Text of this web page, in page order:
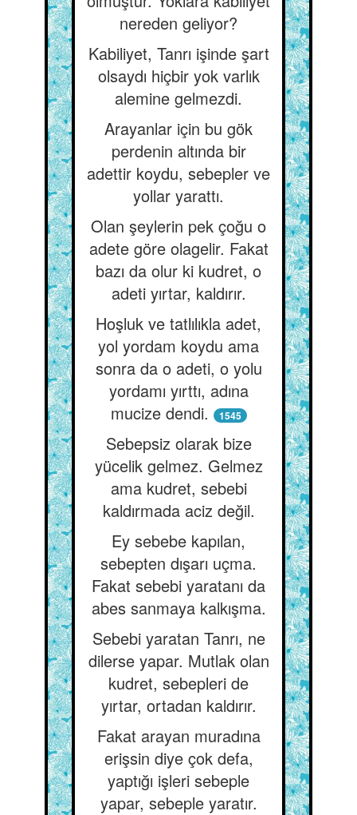
nereden geliyor?
Kabiliyet, Tanrı işinde şart
olsaydı hiçbir yok varlık
alemine gelmezdi.
Arayanlar için bu gök
perdenin altında bir
adettir koydu, sebepler ve
yollar yarattı.
Olan şeylerin pek çoğu o
adete göre olagelir. Fakat
bazı da olur ki kudret, o
adeti yırtar, kaldırır.
Hoşluk ve tatlılıkla adet,
yol yordam koydu ama
sonra da o adeti, o yolu
yordamı yırttı, adına
mucize dendi.
1545
Sebepsiz olarak bize
yücelik gelmez. Gelmez
ama kudret, sebebi
kaldırmada aciz değil.
Ey sebebe kapılan,
sebepten dışarı uçma.
Fakat sebebi yaratanı da
abes sanmaya kalkışma.
Sebebi yaratan Tanrı, ne
dilerse yapar. Mutlak olan
kudret, sebepleri de
yırtar, ortadan kaldırır.
Fakat arayan muradına
erişsin diye çok defa,
yaptığı işleri sebeple
yapar, sebeple yaratır.